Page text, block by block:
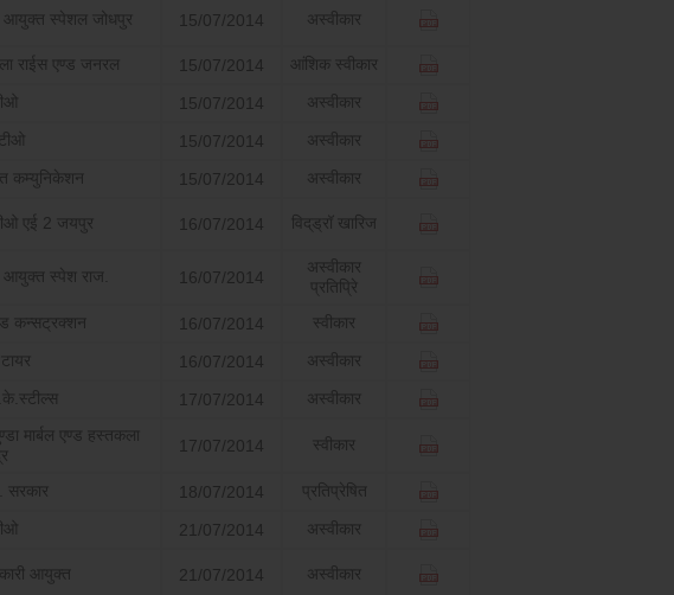
आयुक्त स्पेशल जोधपुर 15/07/2014 अस्वीकार
राईस एण्ड जनरल 15/07/2014 आंशिक स्वीकार
15/07/2014 अस्वीकार
15/07/2014 अस्वीकार
कम्युनिकेशन 15/07/2014 अस्वीकार
एई 2 जयपुर 16/07/2014 विद्‌ड्रॉ खारिज
आयुक्त स्पेश राज. 16/07/2014
अस्वीकार
प्रतिप्रेि
कन्सट्रक्शन 16/07/2014 स्वीकार
टायर 16/07/2014 अस्वीकार
17/07/2014 अस्वीकार
मार्बल एण्ड हस्तकला
17/07/2014 स्वीकार
सरकार 18/07/2014 प्रतिप्रेषित
21/07/2014 अस्वीकार
आयुक्त 21/07/2014 अस्वीकार